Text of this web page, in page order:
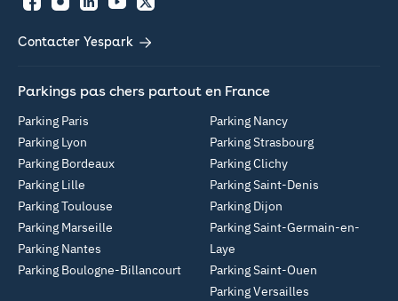
FacebookInstagramLinkedInYouTubeTwitter
Contacter Yespark
Parkings pas chers partout en France
Parking Paris
Parking Lyon
Parking Bordeaux
Parking Lille
Parking Toulouse
Parking Marseille
Parking Nantes
Parking Boulogne-Billancourt
Parking Nancy
Parking Strasbourg
Parking Clichy
Parking Saint-Denis
Parking Dijon
Parking Saint-Germain-en-
Laye
Parking Saint-Ouen
Parking Versailles